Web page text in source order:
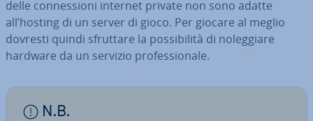
delle con­nes­sio­ni internet private non sono adatte
all’hosting di un server di gioco. Per giocare al meglio
dovresti quindi sfruttare la pos­si­bi­li­tà di no­leg­gia­re
hardware da un servizio pro­fes­sio­na­le.
N.B.